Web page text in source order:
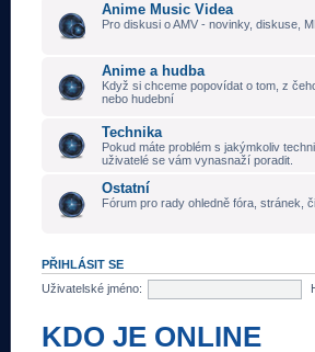
Anime Music Videa
Pro diskusi o AMV - novinky, diskuse,
Anime a hudba
Když si chceme popovídat o tom, z
nebo hudební
Technika
Pokud máte problém s jakýmkoliv
uživatelé se vám vynasnaží poradit.
Ostatní
Fórum pro rady ohledně fóra, stránek,
PŘIHLÁSIT SE
Uživatelské jméno:
KDO JE ONLINE